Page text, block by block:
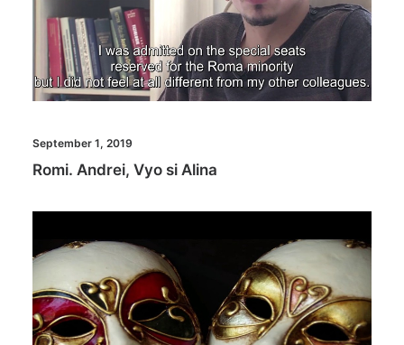
September 1, 2019
Romi. Andrei, Vyo si Alina